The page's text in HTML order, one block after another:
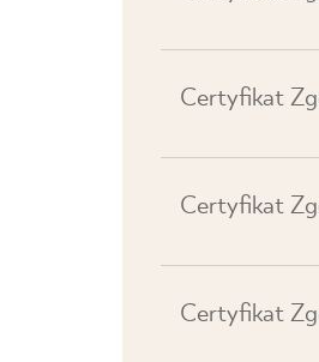
Certyfikat
Certyfikat
Certyfikat